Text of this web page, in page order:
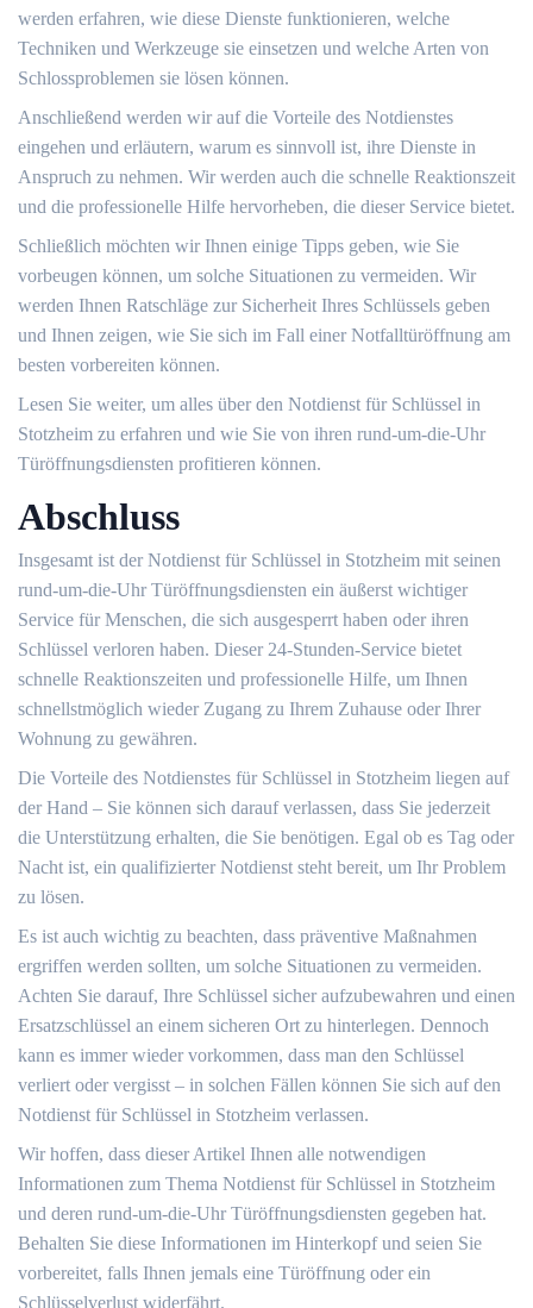
werden erfahren, wie diese Dienste funktionieren, welche
Techniken und Werkzeuge sie einsetzen und welche Arten von
Schlossproblemen sie lösen können.​
Anschließend werden wir auf die Vorteile des Notdienstes
eingehen und erläutern, warum es sinnvoll ist, ihre Dienste in
Anspruch zu nehmen. Wir werden auch die schnelle Reaktionszeit
und die professionelle Hilfe hervorheben, die dieser Service bietet.​
Schließlich möchten wir Ihnen einige Tipps geben, wie Sie
vorbeugen können, um solche Situationen zu vermeiden.​ Wir
werden Ihnen Ratschläge zur Sicherheit Ihres Schlüssels geben
und Ihnen zeigen, wie Sie sich im Fall einer Notfalltüröffnung am
besten vorbereiten können.​
Lesen Sie weiter, um alles über den Notdienst für Schlüssel in
Stotzheim zu erfahren und wie Sie von ihren rund-um-die-Uhr
Türöffnungsdiensten profitieren können.​
Abschluss
Insgesamt ist der Notdienst für Schlüssel in Stotzheim mit seinen
rund-um-die-Uhr Türöffnungsdiensten ein äußerst wichtiger
Service für Menschen, die sich ausgesperrt haben oder ihren
Schlüssel verloren haben.​ Dieser 24-Stunden-Service bietet
schnelle Reaktionszeiten und professionelle Hilfe, um Ihnen
schnellstmöglich wieder Zugang zu Ihrem Zuhause oder Ihrer
Wohnung zu gewähren.
Die Vorteile des Notdienstes für Schlüssel in Stotzheim liegen auf
der Hand – Sie können sich darauf verlassen, dass Sie jederzeit
die Unterstützung erhalten, die Sie benötigen.​ Egal ob es Tag oder
Nacht ist, ein qualifizierter Notdienst steht bereit, um Ihr Problem
zu lösen.​
Es ist auch wichtig zu beachten, dass präventive Maßnahmen
ergriffen werden sollten, um solche Situationen zu vermeiden.
Achten Sie darauf, Ihre Schlüssel sicher aufzubewahren und einen
Ersatzschlüssel an einem sicheren Ort zu hinterlegen.​ Dennoch
kann es immer wieder vorkommen, dass man den Schlüssel
verliert oder vergisst – in solchen Fällen können Sie sich auf den
Notdienst für Schlüssel in Stotzheim verlassen.​
Wir hoffen, dass dieser Artikel Ihnen alle notwendigen
Informationen zum Thema Notdienst für Schlüssel in Stotzheim
und deren rund-um-die-Uhr Türöffnungsdiensten gegeben hat.
Behalten Sie diese Informationen im Hinterkopf und seien Sie
vorbereitet, falls Ihnen jemals eine Türöffnung oder ein
Schlüsselverlust widerfährt.​